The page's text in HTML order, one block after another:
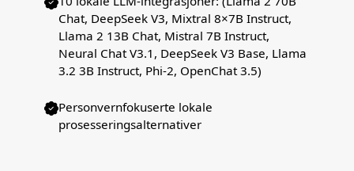
Chat, DeepSeek V3, Mixtral 8×7B Instruct,
Llama 2 13B Chat, Mistral 7B Instruct,
Neural Chat V3.1, DeepSeek V3 Base, Llama
3.2 3B Instruct, Phi-2, OpenChat 3.5)
Personvernfokuserte lokale
prosesseringsalternativer